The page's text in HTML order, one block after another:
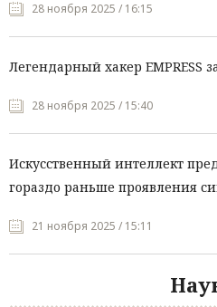
28 ноября 2025 / 16:15
Легендарный хакер EMPRESS
28 ноября 2025 / 15:40
Искусственный интеллект
гораздо раньше проявления
21 ноября 2025 / 15:11